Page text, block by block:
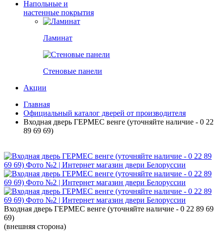
Напольные и
настенные покрытия
Ламинат
Стеновые панели
Акции
Главная
Официальный каталог дверей от производителя
Входная дверь ГЕРМЕС венге (уточняйте наличие - 0 22
89 69 69)
Входная дверь ГЕРМЕС венге (уточняйте наличие - 0 22 89 69
69)
(внешняя сторона)